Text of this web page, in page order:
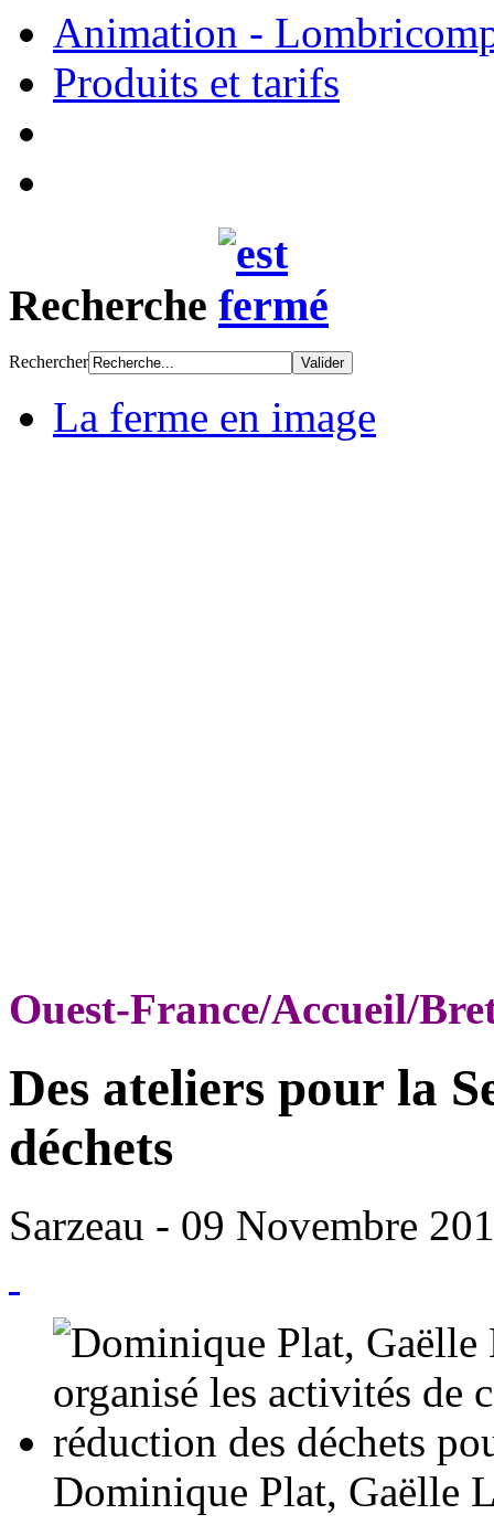
Animation -
Produits et tarifs
Recherche
Rechercher
La ferme en image
Ouest-France/Accueil/
Des ateliers pour la
déchets
Sarzeau - 09 Novembre
Dominique Plat, Gaëlle